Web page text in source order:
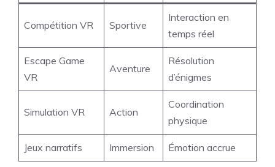
Compétition VR Sportive
Interaction en
temps réel
Escape Game
VR
Aventure
Résolution
d’énigmes
Simulation VR Action
Coordination
physique
Jeux narratifs Immersion Émotion accrue